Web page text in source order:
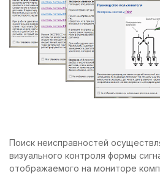
Поиск неисправностей
визуального контроля формы
отображаемого на мониторе